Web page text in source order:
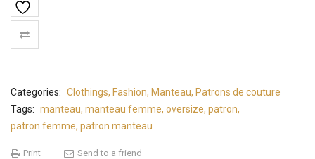
Categories: Clothings, Fashion, Manteau, Patrons de couture
Tags: manteau, manteau femme, oversize, patron,
patron femme, patron manteau
Print Send to a friend